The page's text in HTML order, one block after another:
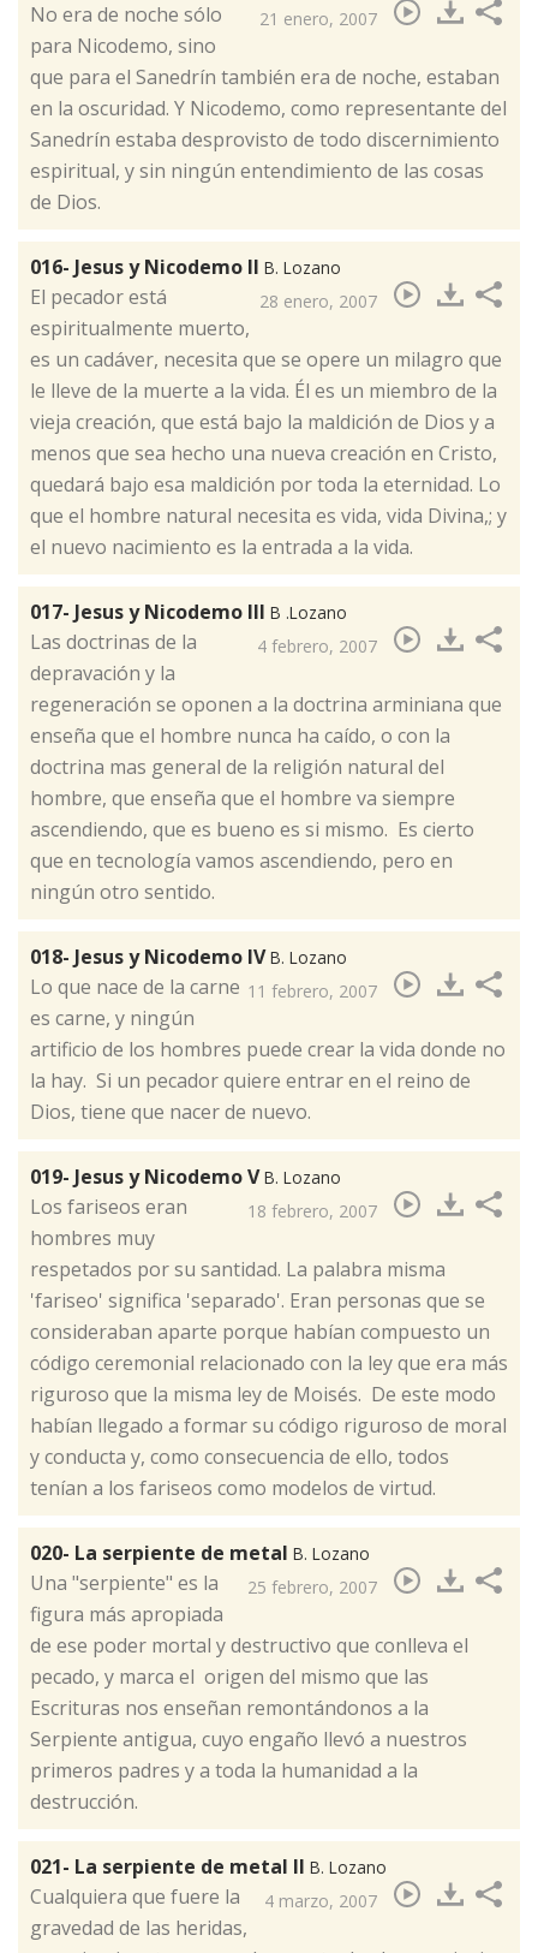
21 enero, 2007
​No era de noche sólo
para Nicodemo, sino
que para el Sanedrín también era de noche, estaban
en la oscuridad. Y Nicodemo, como representante del
Sanedrín estaba desprovisto de todo discernimiento
espiritual, y sin ningún entendimiento de las cosas
de Dios.
016- Jesus y Nicodemo II B. Lozano
28 enero, 2007
​El pecador está
espiritualmente muerto,
es un cadáver, necesita que se opere un milagro que
le lleve de la muerte a la vida. Él es un miembro de la
vieja creación, que está bajo la maldición de Dios y a
menos que sea hecho una nueva creación en Cristo,
quedará bajo esa maldición por toda la eternidad. Lo
que el hombre natural necesita es vida, vida Divina,; y
el nuevo nacimiento es la entrada a la vida.
017- Jesus y Nicodemo III B .Lozano
4 febrero, 2007
​Las doctrinas de la
depravación y la
regeneración se oponen a la doctrina arminiana que
enseña que el hombre nunca ha caído, o con la
doctrina mas general de la religión natural del
hombre, que enseña que el hombre va siempre
ascendiendo, que es bueno es si mismo. Es cierto
que en tecnología vamos ascendiendo, pero en
ningún otro sentido.
018- Jesus y Nicodemo IVB. Lozano
11 febrero, 2007
​Lo que nace de la carne
es carne, y ningún
artificio de los hombres puede crear la vida donde no
la hay. Si un pecador quiere entrar en el reino de
Dios, tiene que nacer de nuevo.
019- Jesus y Nicodemo VB. Lozano
18 febrero, 2007
​Los fariseos eran
hombres muy
respetados por su santidad. La palabra misma
'fariseo' significa 'separado'. Eran personas que se
consideraban aparte porque habían compuesto un
código ceremonial relacionado con la ley que era más
riguroso que la misma ley de Moisés. De este modo
habían llegado a formar su código riguroso de moral
y conducta y, como consecuencia de ello, todos
tenían a los fariseos como modelos de virtud.
020- La serpiente de metal B. Lozano
25 febrero, 2007
​Una "serpiente" es la
figura más apropiada
de ese poder mortal y destructivo que conlleva el
pecado, y marca el origen del mismo que las
Escrituras nos enseñan remontándonos a la
Serpiente antigua, cuyo engaño llevó a nuestros
primeros padres y a toda la humanidad a la
destrucción.
021- La serpiente de metal II B. Lozano
4 marzo, 2007
​Cualquiera que fuere la
gravedad de las heridas,